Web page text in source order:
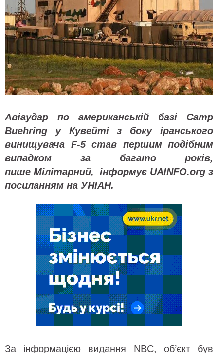
Авіаудар по американській базі Camp
Buehring у Кувейті з боку іранського
винищувача F-5 став першим подібним
випадком за багато років,
пише Мілітарний, інформує UAINFO.org з
посиланням на УНІАН.
За інформацією видання NBC, об’єкт був